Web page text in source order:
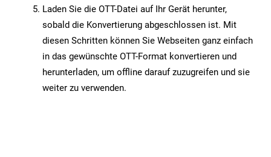
Laden Sie die OTT-Datei auf Ihr Gerät herunter,
sobald die Konvertierung abgeschlossen ist. Mit
diesen Schritten können Sie Webseiten ganz einfach
in das gewünschte OTT-Format konvertieren und
herunterladen, um offline darauf zuzugreifen und sie
weiter zu verwenden.